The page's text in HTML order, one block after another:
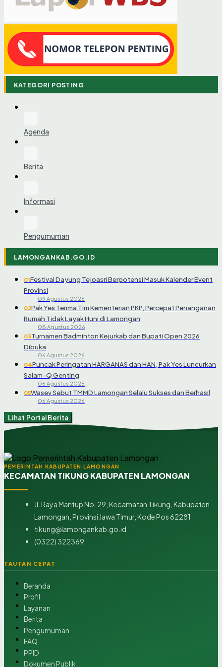
KATEGORI POSTING
Agenda
Berita
Informasi
Pengumuman
LAMONGANKAB.GO.ID
01Festival Dayung Tejoasri Berpotensi Masuk Kalender Event
Provinsi
09 Agustus 2026
02Pak Yes Terima Tim Kementerian PKP, Percepat Penanganan
Rumah Tidak Layak Huni di Lamongan
08 Agustus 2026
03Turnamen Badminton Kejurkab dan Bupati Open 2026
Dibuka
06 Agustus 2026
04Puncak Peringatan HARGANAS dan HAN, Pak Yes Luncurkan
Salam-Q Genting
06 Agustus 2026
05Wasev Sebut TMMD Lamongan Selalu Sukses dan Berhasil
06 Agustus 2026
Lihat Portal Berita
PEMERINTAH KABUPATEN LAMONGAN
KECAMATAN TIKUNG KABUPATEN LAMONGAN
Jl. Raya Mantup No. 29, Kecamatan Tikung, Kabupaten
Lamongan, Provinsi Jawa Timur, Kode Pos 62281
tikung@lamongankab.go.id
(0322) 322369
TAUTAN CEPAT
Beranda
Profil
Layanan
Berita
Pengumuman
FAQ
PPID
Dokumen Publik